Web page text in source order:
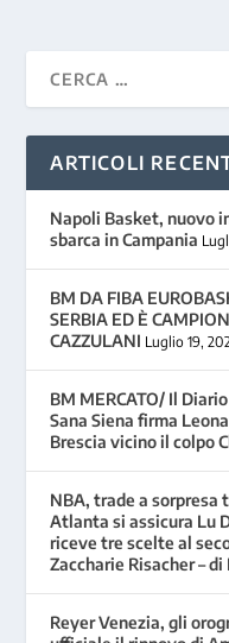
ARTICOLI
Napoli Basket, nuovo
sbarca in Campania
BM DA FIBA
SERBIA ED È
CAZZULANI Luglio 19,
BM MERCATO/ Il
Sana Siena firma
Brescia vicino il colpo
NBA, trade a sorpresa
Atlanta si assicura Lu
riceve tre scelte al
Zaccharie Risacher –
Reyer Venezia, gli